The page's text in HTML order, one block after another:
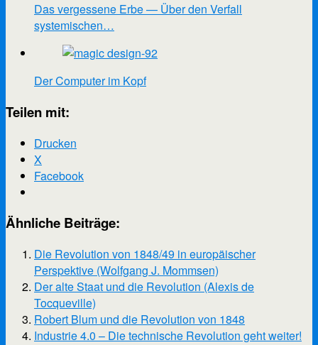
Das vergessene Erbe — Über den Verfall
systemischen…
Der Computer im Kopf
Teilen mit:
Drucken
X
Facebook
Ähnliche Beiträge:
Die Revolution von 1848/49 in europäischer
Perspektive (Wolfgang J. Mommsen)
Der alte Staat und die Revolution (Alexis de
Tocqueville)
Robert Blum und die Revolution von 1848
Industrie 4.0 – Die technische Revolution geht weiter!